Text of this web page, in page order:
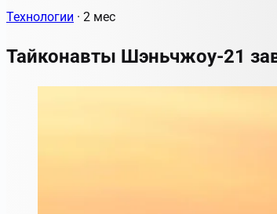
Технологии · 2 мес
Тайконавты Шэньчжоу-21